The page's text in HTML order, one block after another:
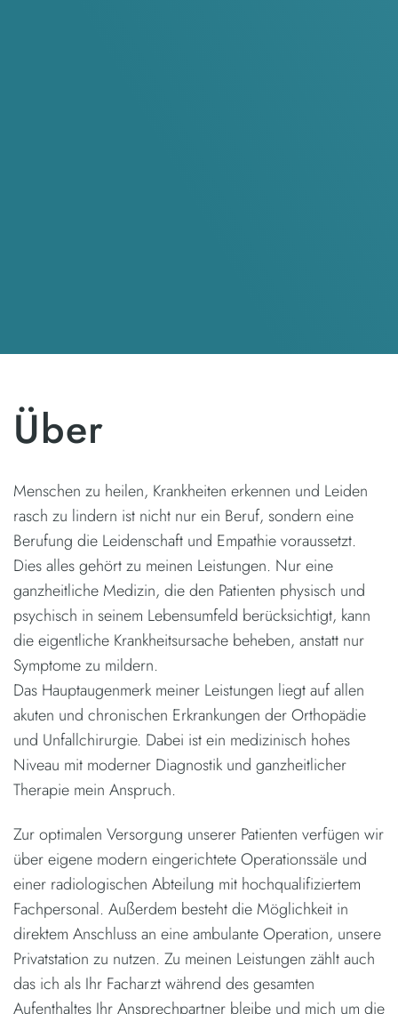
Über
Menschen zu heilen, Krankheiten erkennen und Leiden
rasch zu lindern ist nicht nur ein Beruf, sondern eine
Berufung die Leidenschaft und Empathie voraussetzt.
Dies alles gehört zu meinen Leistungen. Nur eine
ganzheitliche Medizin, die den Patienten physisch und
psychisch in seinem Lebensumfeld berücksichtigt, kann
die eigentliche Krankheitsursache beheben, anstatt nur
Symptome zu mildern.
Das Hauptaugenmerk meiner Leistungen liegt auf allen
akuten und chronischen Erkrankungen der Orthopädie
und Unfallchirurgie. Dabei ist ein medizinisch hohes
Niveau mit moderner Diagnostik und ganzheitlicher
Therapie mein Anspruch.
Zur optimalen Versorgung unserer Patienten verfügen wir
über eigene modern eingerichtete Operationssäle und
einer radiologischen Abteilung mit hochqualifiziertem
Fachpersonal. Außerdem besteht die Möglichkeit in
direktem Anschluss an eine ambulante Operation, unsere
Privatstation zu nutzen. Zu meinen Leistungen zählt auch
das ich als Ihr Facharzt während des gesamten
Aufenthaltes Ihr Ansprechpartner bleibe und mich um die